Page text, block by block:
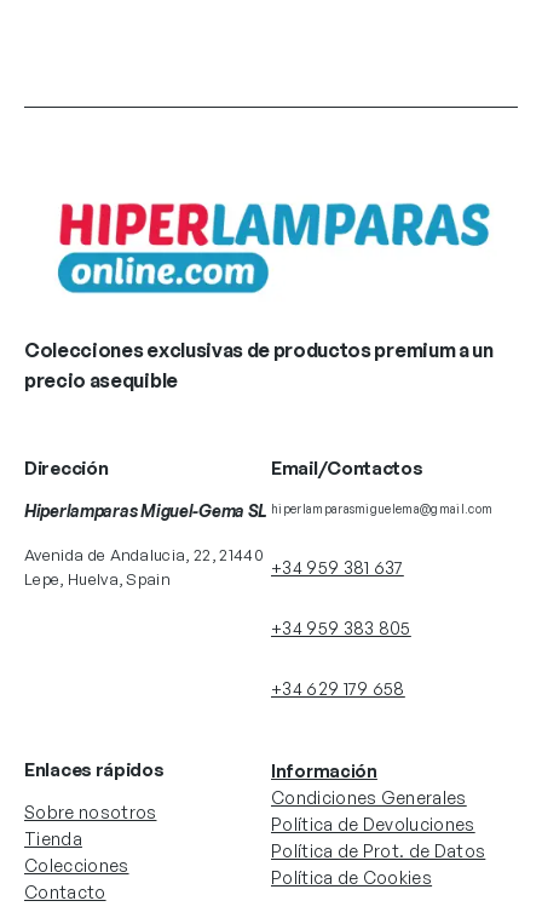
Colecciones exclusivas de productos premium a un
precio asequible
Dirección
Hiperlamparas Miguel-Gema SL
Avenida de Andalucia, 22, 21440
Lepe, Huelva, Spain
Email/Contactos
hiperlamparasmiguelema@gmail.com
+34 959 381 637
+34 959 383 805
+34 629 179 658
Enlaces rápidos
Sobre nosotros
Tienda
Colecciones
Contacto
Información
Condiciones Generales
Política de Devoluciones
Política de Prot. de Datos
Política de Cookies